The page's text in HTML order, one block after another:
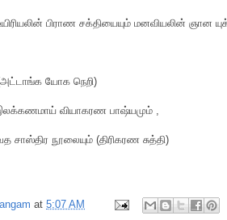
பிராண சக்தியையும் மனவியலின்
யோக நெறி)
இலக்கணமாய் வியாகரண பாஷ்யமும் ,
சாஸ்திர நூலையும் (திரிகரண சுத்தி)
at 5:07 AM